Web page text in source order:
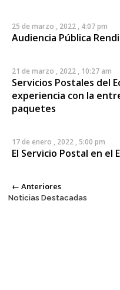
25 de marzo , 2022 , 4:07 pm
Audiencia Pública
21 de marzo , 2022 , 10:27 am
Servicios Postales del
experiencia con la
paquetes
17 de enero , 2022 , 5:00 pm
El Servicio Postal en el
Posts
← Anteriores
Noticias Destacadas